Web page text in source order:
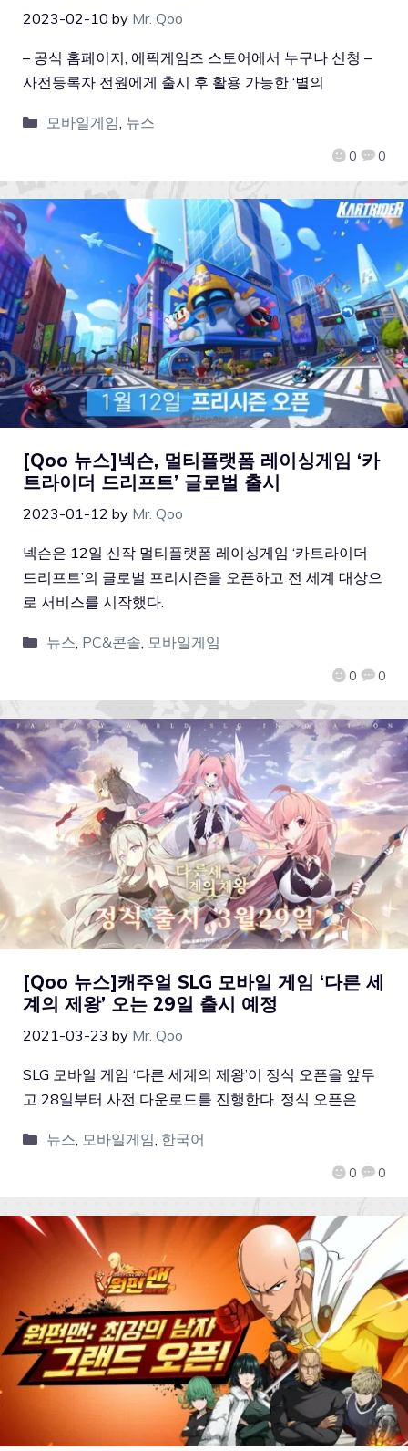
2023-02-10 by Mr. Qoo
0 0
– 공식 홈페이지, 에픽게임즈 스토어에서 누구나 신청 –
사전등록자 전원에게 출시 후 활용 가능한 ‘별의
모바일게임, 뉴스
[Qoo 뉴스]넥슨, 멀티플랫폼 레이싱게임 ‘카
트라이더 드리프트’ 글로벌 출시
2023-01-12 by Mr. Qoo
0 0
넥슨은 12일 신작 멀티플랫폼 레이싱게임 ‘카트라이더
드리프트’의 글로벌 프리시즌을 오픈하고 전 세계 대상으
로 서비스를 시작했다.
뉴스 PC&콘솔 모바일게임
[Qoo 뉴스]캐주얼 SLG 모바일 게임 ‘다른 세
계의 제왕’ 오는 29일 출시 예정
2021-03-23 by Mr. Qoo
0 0
SLG 모바일 게임 ‘다른 세계의 제왕’이 정식 오픈을 앞두
고 28일부터 사전 다운로드를 진행한다. 정식 오픈은
뉴스 모바일게임 한국어